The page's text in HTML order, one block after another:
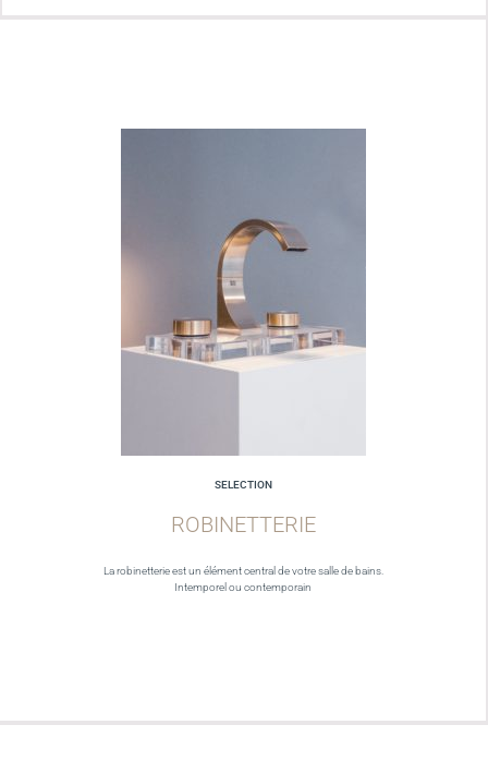
SELECTION
ROBINETTERIE
La robinetterie est un élément central de votre salle de bains.
Intemporel ou contemporain